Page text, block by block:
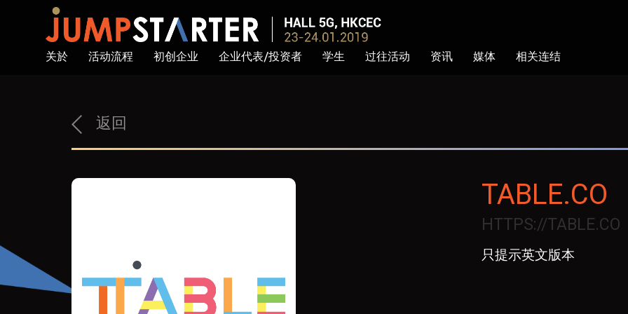
关於 活动流程 初创企业 企业代表/投资者 学生 过往活动 资讯 媒体 相关连结
返回
TABLE.CO
HTTPS://TABLE.CO
只提示英文版本